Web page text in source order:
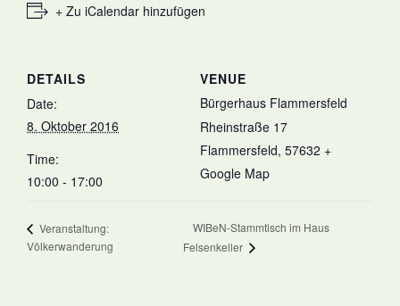
+ Zu iCalendar hinzufügen
DETAILS
Date:
8. Oktober 2016
Time:
10:00 - 17:00
VENUE
Bürgerhaus Flammersfeld
Rheinstraße 17
Flammersfeld, 57632 +
Google Map
Veranstaltung:
Völkerwanderung
WIBeN-Stammtisch im Haus
Felsenkeller